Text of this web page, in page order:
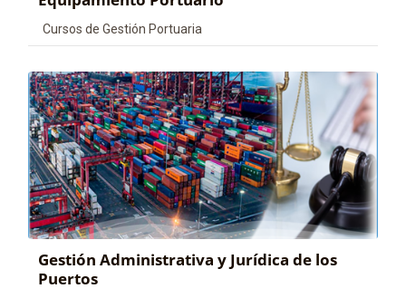
Categoría de cursos
Cursos de Gestión Portuaria
Gestión Administrativa y Jurídica de los
Puertos